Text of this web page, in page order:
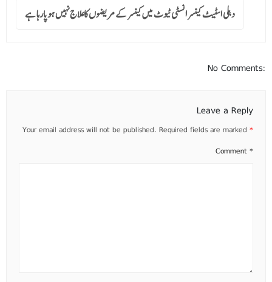
دہلی اسٹیٹ کینسر انسٹی ٹیوٹ میں کینسر کے مریضوں کاعلاج نہیں ہوپارہا ہے
No Comments:
Leave a Reply
Your email address will not be published. Required fields are marked *
Comment *